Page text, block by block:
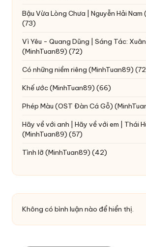
Bậu Vừa Lòng Chưa | Nguyễn Hải Nam
(73)
Vì Yêu - Quang Dũng | Sáng Tác: Xuân
(MinhTuan89) (72)
Có những niềm riêng (MinhTuan89)
Khế ước(MinhTuan89) (66)
Phép Màu (OST Đàn Cá Gỗ)
Hãy về với anh | Hãy về với em | Thái
(MinhTuan89) (57)
Tình lỡ (MinhTuan89) (42)
Không có bình luận nào để hiển thị.